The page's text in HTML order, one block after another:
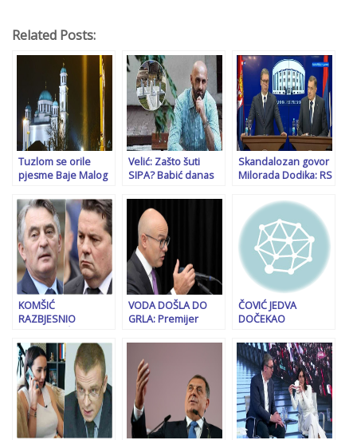
Related Posts:
Tuzlom se orile
pjesme Baje Malog
Crnogorčević:
Podnešene krivične
prijave
Velić: Zašto šuti
SIPA? Babić danas
mezarju, sutra će
krenuti na džamije
Skandalozan govor
Milorada Dodika: RS
Moramo krenuti u
oslobodilački
proces jer u BiH
nećemo dobro
završiti
KOMŠIĆ
RAZBJESNIO
ekstremista i tzv.
bošnjački Hrvat bi
trebao znati da će
ga dočekati…”
VODA DOŠLA DO
GRLA: Premijer
poručio studentima
da mogu…
ČOVIĆ JEDVA
DOČEKAO
ODLAZAK: “Od toga
neće biti ništa…”